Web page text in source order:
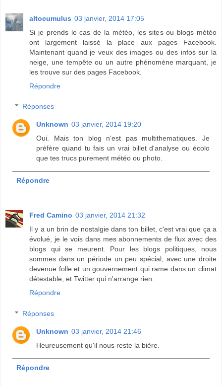
altocumulus 03 janvier, 2014 17:05
Si je prends le cas de la météo, les sites ou blogs météo
ont largement laissé la place aux pages Facebook.
Maintenant quand je veux des images ou des infos sur la
neige, une tempête ou un autre phénomène marquant, je
les trouve sur des pages Facebook.
Répondre
Réponses
Unknown 03 janvier, 2014 19:20
Oui. Mais ton blog n'est pas multithematiques. Je
préfère quand tu fais un vrai billet d'analyse ou écolo
que tes trucs purement météo ou photo.
Répondre
Fred Camino 03 janvier, 2014 21:32
Il y a un brin de nostalgie dans ton billet, c'est vrai que ça a
évolué, je le vois dans mes abonnements de flux avec des
blogs qui se meurent. Pour les blogs politiques, nous
sommes dans un période un peu spécial, avec une droite
devenue folle et un gouvernement qui rame dans un climat
détestable, et Twitter qui n'arrange rien.
Répondre
Réponses
Unknown 03 janvier, 2014 21:46
Heureusement qu'il nous reste la bière.
Répondre